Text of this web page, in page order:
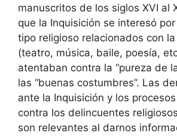
manuscritos de los siglos XVI al
que la Inquisición se interesó
tipo religioso relacionados con
(teatro, música, baile, poesía,
atentaban contra la “pureza de
las “buenas costumbres”. Las
ante la Inquisición y los
contra los delincuentes
son relevantes al darnos